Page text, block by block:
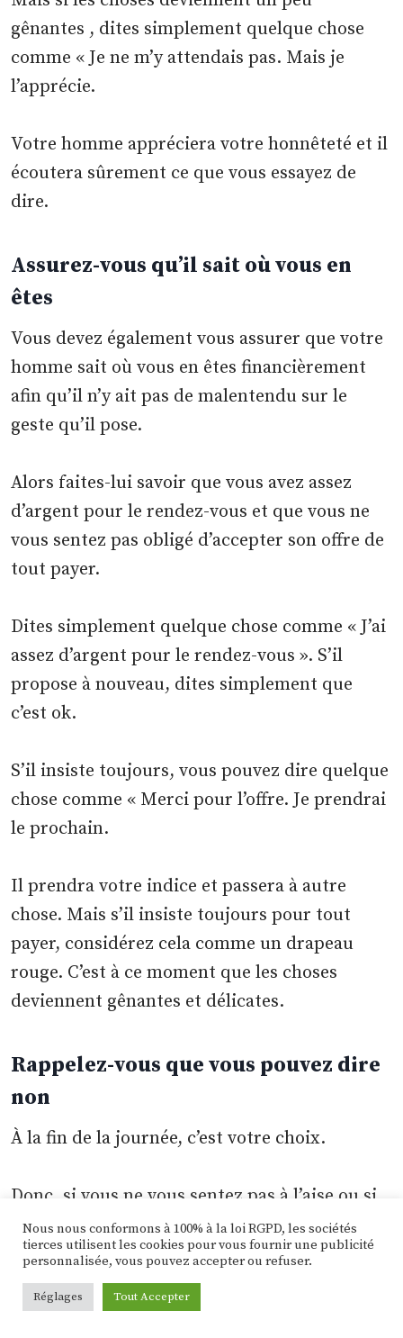
gênantes , dites simplement quelque chose
comme « Je ne m’y attendais pas. Mais je
l’apprécie.
Votre homme appréciera votre honnêteté et il
écoutera sûrement ce que vous essayez de
dire.
Assurez-vous qu’il sait où vous en
êtes
Vous devez également vous assurer que votre
homme sait où vous en êtes financièrement
afin qu’il n’y ait pas de malentendu sur le
geste qu’il pose.
Alors faites-lui savoir que vous avez assez
d’argent pour le rendez-vous et que vous ne
vous sentez pas obligé d’accepter son offre de
tout payer.
Dites simplement quelque chose comme « J’ai
assez d’argent pour le rendez-vous ». S’il
propose à nouveau, dites simplement que
c’est ok.
S’il insiste toujours, vous pouvez dire quelque
chose comme « Merci pour l’offre. Je prendrai
le prochain.
Il prendra votre indice et passera à autre
chose. Mais s’il insiste toujours pour tout
payer, considérez cela comme un drapeau
rouge. C’est à ce moment que les choses
deviennent gênantes et délicates.
Rappelez-vous que vous pouvez dire
non
À la fin de la journée, c’est votre choix.
Donc, si vous ne vous sentez pas à l’aise ou si
vous ne vous amusez pas, dites simplement
quelque chose comme « Désolé. Cela ne
fonctionne pas pour moi. Je vais rentrer à la
maison.
Nous nous conformons à 100% à la loi RGPD, les sociétés
tierces utilisent les cookies pour vous fournir une publicité
personnalisée, vous pouvez accepter ou refuser.
Réglages Tout Accepter